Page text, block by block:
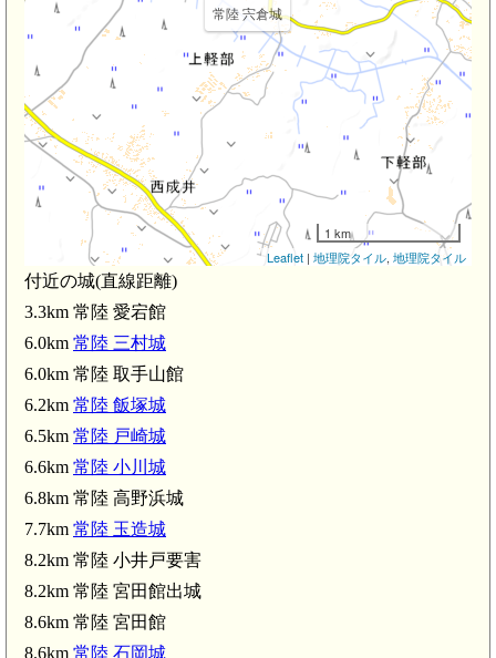
常陸 宍倉城
1 km
Leaflet | 地理院タイル, 地理院タイル
付近の城(直線距離)
3.3km 常陸 愛宕館
6.0km 常陸 三村城
6.0km 常陸 取手山館
6.2km 常陸 飯塚城
6.5km 常陸 戸崎城
6.6km 常陸 小川城
6.8km 常陸 高野浜城
7.7km 常陸 玉造城
8.2km 常陸 小井戸要害
8.2km 常陸 宮田館出城
8.6km 常陸 宮田館
8.6km 常陸 石岡城